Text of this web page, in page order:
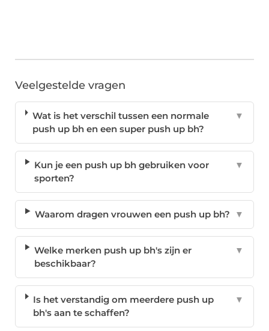
Veelgestelde vragen
Wat is het verschil tussen een normale
push up bh en een super push up bh?
▼
Kun je een push up bh gebruiken voor
sporten?
▼
Waarom dragen vrouwen een push up bh? ▼
Welke merken push up bh's zijn er
beschikbaar?
▼
Is het verstandig om meerdere push up
bh's aan te schaffen?
▼